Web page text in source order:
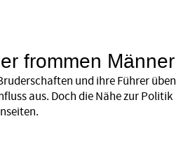
frommen Männer
und ihre Führer üben
aus. Doch die Nähe zur Politik